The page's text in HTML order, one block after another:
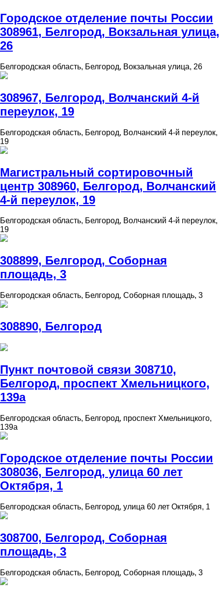
Городское отделение почты России
308961, Белгород, Вокзальная улица,
26
Белгородская область, Белгород, Вокзальная улица, 26
308967, Белгород, Волчанский 4-й
переулок, 19
Белгородская область, Белгород, Волчанский 4-й переулок,
19
Магистральный сортировочный
центр 308960, Белгород, Волчанский
4-й переулок, 19
Белгородская область, Белгород, Волчанский 4-й переулок,
19
308899, Белгород, Соборная
площадь, 3
Белгородская область, Белгород, Соборная площадь, 3
308890, Белгород
Пункт почтовой связи 308710,
Белгород, проспект Хмельницкого,
139а
Белгородская область, Белгород, проспект Хмельницкого,
139а
Городское отделение почты России
308036, Белгород, улица 60 лет
Октября, 1
Белгородская область, Белгород, улица 60 лет Октября, 1
308700, Белгород, Соборная
площадь, 3
Белгородская область, Белгород, Соборная площадь, 3